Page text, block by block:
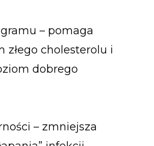
– pomaga
złego cholesterolu i
dobrego
– zmniejsza